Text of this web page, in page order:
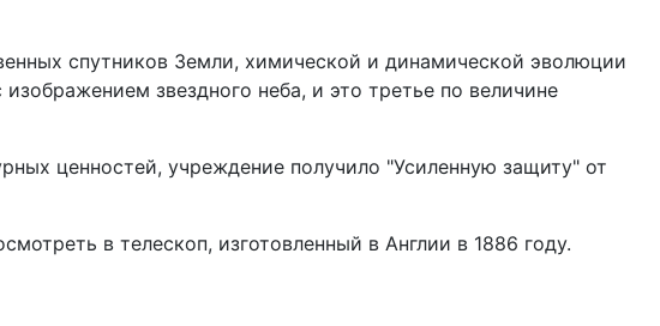
спутников Земли, химической и динамической эволюции
звездного неба, и это третье по величине
ценностей, учреждение получило "Усиленную защиту" от
в телескоп, изготовленный в Англии в 1886 году.